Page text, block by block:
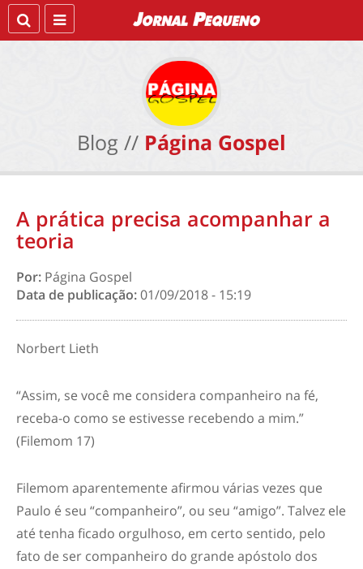
Blog // Página Gospel
A prática precisa acompanhar a
teoria
Por: Página Gospel
Data de publicação:01/09/2018 - 15:19
Norbert Lieth
“Assim, se você me considera companheiro na fé,
receba-o como se estivesse recebendo a mim.”
(Filemom 17)
Filemom aparentemente afirmou várias vezes que
Paulo é seu “companheiro”, ou seu “amigo”. Talvez ele
até tenha ficado orgulhoso, em certo sentido, pelo
fato de ser companheiro do grande apóstolo dos